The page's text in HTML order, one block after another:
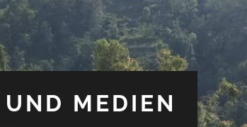
MEDIEN